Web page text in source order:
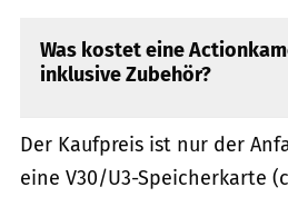
Was kostet eine
inklusive Zubehör?
Der Kaufpreis ist nur der
eine V30/U3-Speicherkarte